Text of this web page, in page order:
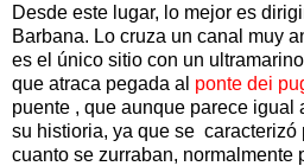
Desde este lugar, lo mejor es
Barbana. Lo cruza un canal muy
es el único sitio con un
que atraca pegada al ponte dei
puente , que aunque parece igual
su histioria, ya que se caracterizó
cuanto se zurraban, normalmente